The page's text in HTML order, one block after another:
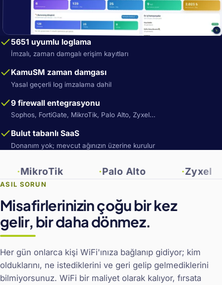
5651 uyumlu loglama
İmzalı, zaman damgalı erişim kayıtları
KamuSM zaman damgası
Yasal geçerli log imzalama dahil
9 firewall entegrasyonu
Sophos, FortiGate, MikroTik, Palo Alto, Zyxel…
Bulut tabanlı SaaS
Donanım yok; mevcut ağınızın üzerine kurulur
Palo Alto Zyxel
ASIL SORUN
Misafirlerinizin çoğu bir kez
gelir, bir daha dönmez.
Her gün onlarca kişi WiFi'ınıza bağlanıp gidiyor; kim
olduklarını, ne istediklerini ve geri gelip gelmediklerini
bilmiyorsunuz. WiFi bir maliyet olarak kalıyor, fırsata